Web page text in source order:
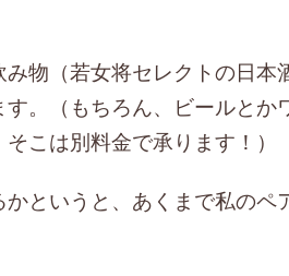
み物（若女将セレクトの日本
。（もちろん、ビールとか
こは別料金で承ります！）
というと、あくまで私のペ